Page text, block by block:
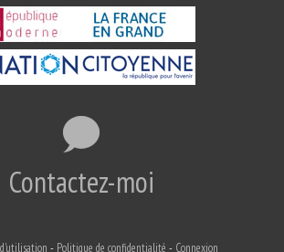
Contactez-moi
Politique de confidentialité Connexion